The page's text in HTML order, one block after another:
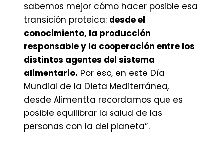
sabemos mejor cómo hacer posible esa
transición proteica: desde el
conocimiento, la producción
responsable y la cooperación entre los
distintos agentes del sistema
alimentario. Por eso, en este Día
Mundial de la Dieta Mediterránea,
desde Alimentta recordamos que es
posible equilibrar la salud de las
personas con la del planeta”.